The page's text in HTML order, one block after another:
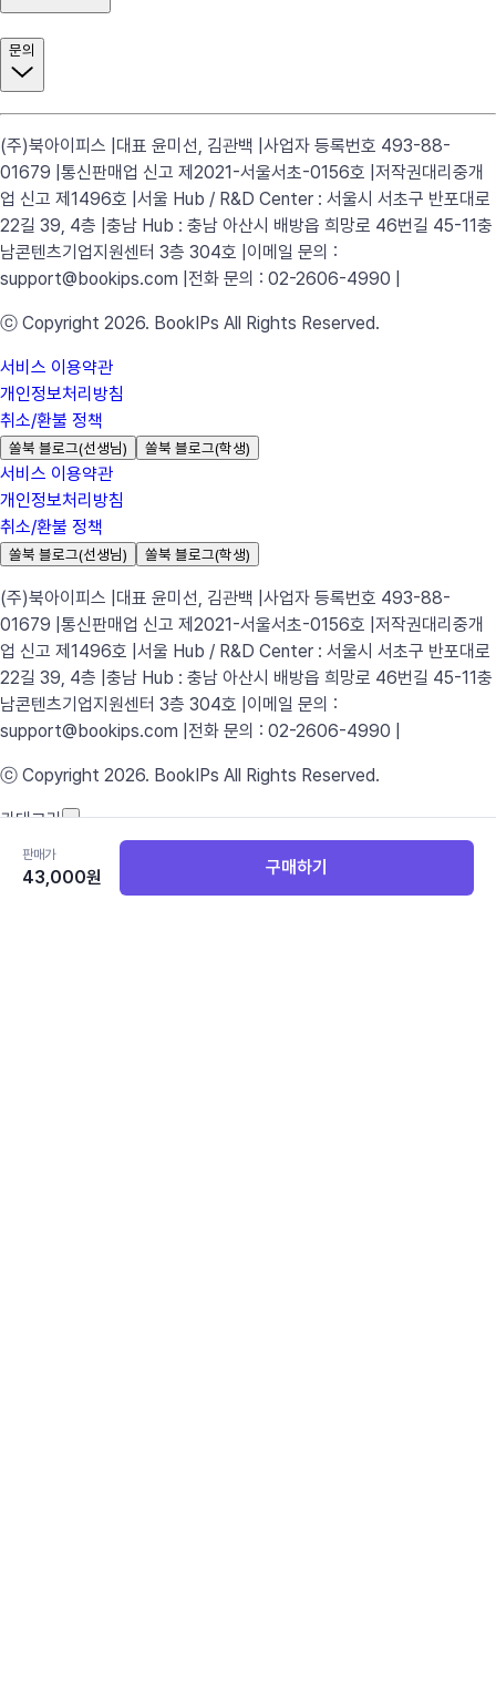
판매가
43,000원 구매하기
문의
(주)북아이피스 | 대표 윤미선, 김관백 | 사업자 등록번호 493-88-
01679 | 통신판매업 신고 제2021-서울서초-0156호 | 저작권대리중개
업 신고 제1496호 | 서울 Hub / R&D Center : 서울시 서초구 반포대로
22길 39, 4층 | 충남 Hub : 충남 아산시 배방읍 희망로 46번길 45-11충
남콘텐츠기업지원센터 3층 304호 | 이메일 문의 :
support@bookips.com | 전화 문의 : 02-2606-4990 |
ⓒ Copyright 2026. BookIPs All Rights Reserved.
서비스 이용약관
개인정보처리방침
취소/환불 정책
쏠북 블로그(선생님) 쏠북 블로그(학생)
서비스 이용약관
개인정보처리방침
취소/환불 정책
쏠북 블로그(선생님) 쏠북 블로그(학생)
(주)북아이피스 | 대표 윤미선, 김관백 | 사업자 등록번호 493-88-
01679 | 통신판매업 신고 제2021-서울서초-0156호 | 저작권대리중개
업 신고 제1496호 | 서울 Hub / R&D Center : 서울시 서초구 반포대로
22길 39, 4층 | 충남 Hub : 충남 아산시 배방읍 희망로 46번길 45-11충
남콘텐츠기업지원센터 3층 304호 | 이메일 문의 :
support@bookips.com | 전화 문의 : 02-2606-4990 |
ⓒ Copyright 2026. BookIPs All Rights Reserved.
카테고리
영어 국어 수학
영어 전체보기